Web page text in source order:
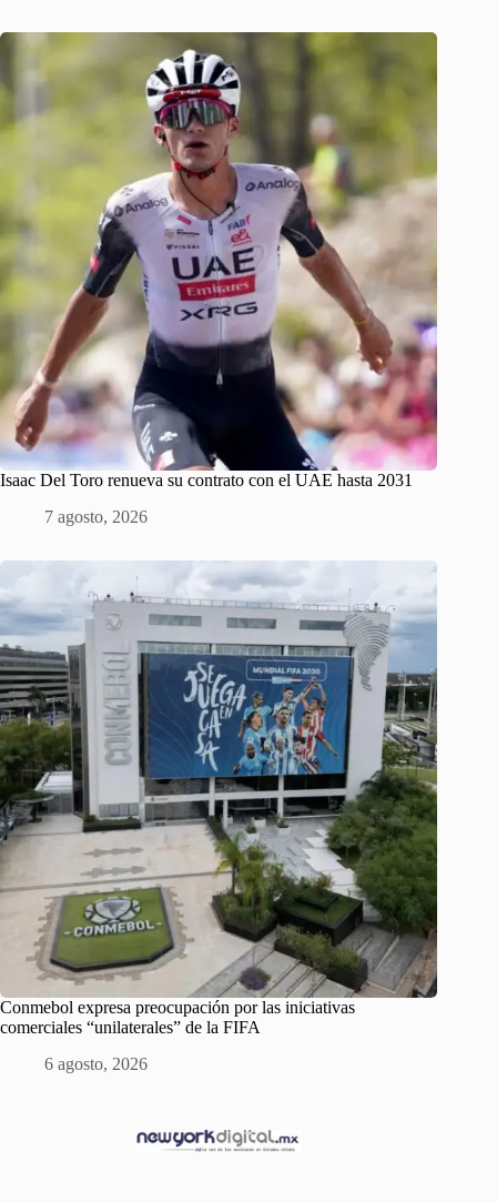
Isaac Del Toro renueva su contrato con el UAE hasta 2031
7 agosto, 2026
Conmebol expresa preocupación por las iniciativas
comerciales “unilaterales” de la FIFA
6 agosto, 2026